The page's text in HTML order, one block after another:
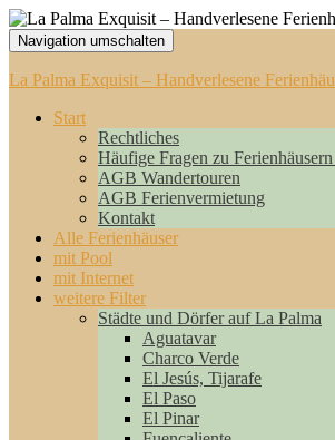
Navigation umschalten
La Palma Exquisit – Handverlesene
Start
Rechtliches
Häufige Fragen zu
AGB Wandertouren
AGB Ferienvermietung
Kontakt
Alle Ferienhäuser
mit Pool
mit Internet
weitere Filter
Städte und Dörfer auf La Palma
Aguatavar
Charco Verde
El Jesús, Tijarafe
El Paso
El Pinar